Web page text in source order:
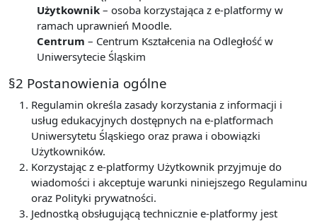
Użytkownik – osoba korzystająca z e-platformy w
ramach uprawnień Moodle.
Centrum – Centrum Kształcenia na Odległość w
Uniwersytecie Śląskim
§2 Postanowienia ogólne
Regulamin określa zasady korzystania z informacji i
usług edukacyjnych dostępnych na e-platformach
Uniwersytetu Śląskiego oraz prawa i obowiązki
Użytkowników.
Korzystając z e-platformy Użytkownik przyjmuje do
wiadomości i akceptuje warunki niniejszego Regulaminu
oraz Polityki prywatności.
Jednostką obsługującą technicznie e-platformy jest